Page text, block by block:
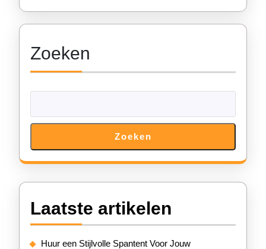
Zoeken
Zoeken
Laatste artikelen
Huur een Stijlvolle Spantent Voor Jouw